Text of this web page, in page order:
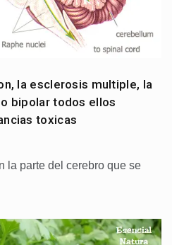
la esclerosis multiple, la
bipolar todos ellos
toxicas
la parte del cerebro que se